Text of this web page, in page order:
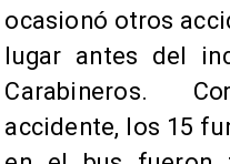
ocasionó otros
lugar antes del
Carabineros.
accidente, los 15